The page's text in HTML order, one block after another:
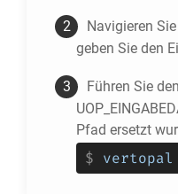
Navigieren
geben Sie den
Führen Sie
Pfad ersetzt
$ vertopal